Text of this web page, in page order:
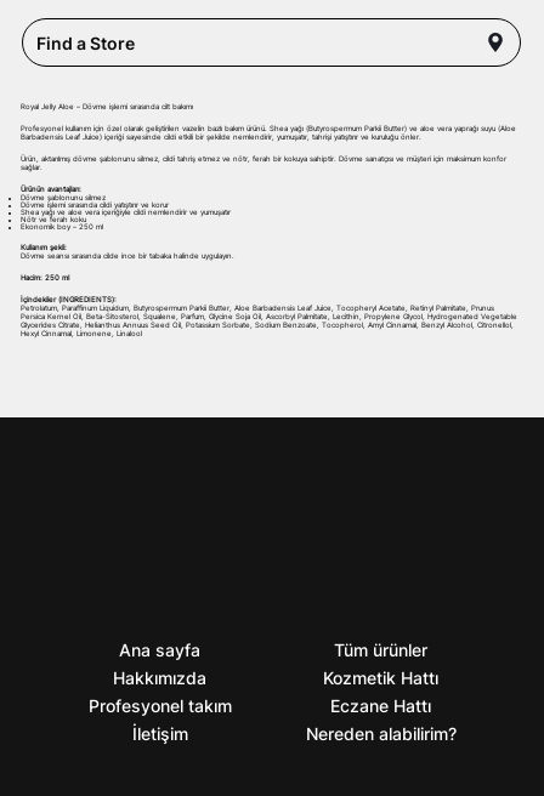
Find a Store
Royal Jelly Aloe – Dövme işlemi sırasında cilt bakımı
Profesyonel kullanım için özel olarak geliştirilen vazelin bazlı bakım ürünü. Shea yağı (Butyrospermum Parkii Butter) ve aloe vera yaprağı suyu (Aloe
Barbadensis Leaf Juice) içeriği sayesinde cildi etkili bir şekilde nemlendirir, yumuşatır, tahrişi yatıştırır ve kuruluğu önler.
Ürün, aktarılmış dövme şablonunu silmez, cildi tahriş etmez ve nötr, ferah bir kokuya sahiptir. Dövme sanatçısı ve müşteri için maksimum konfor
sağlar.
Ürünün avantajları:
Dövme şablonunu silmez
Dövme işlemi sırasında cildi yatıştırır ve korur
Shea yağı ve aloe vera içeriğiyle cildi nemlendirir ve yumuşatır
Nötr ve ferah koku
Ekonomik boy – 250 ml
Kullanım şekli:
Dövme seansı sırasında cilde ince bir tabaka halinde uygulayın.
Hacim: 250 ml
İçindekiler (INGREDIENTS):
Petrolatum, Paraffinum Liquidum, Butyrospermum Parkii Butter, Aloe Barbadensis Leaf Juice, Tocopheryl Acetate, Retinyl Palmitate, Prunus
Persica Kernel Oil, Beta-Sitosterol, Squalene, Parfum, Glycine Soja Oil, Ascorbyl Palmitate, Lecithin, Propylene Glycol, Hydrogenated Vegetable
Glycerides Citrate, Helianthus Annuus Seed Oil, Potassium Sorbate, Sodium Benzoate, Tocopherol, Amyl Cinnamal, Benzyl Alcohol, Citronellol,
Hexyl Cinnamal, Limonene, Linalool
Ana sayfa
Hakkımızda
Profesyonel takım
İletişim
Tüm ürünler
Kozmetik Hattı
Eczane Hattı
Nereden alabilirim?